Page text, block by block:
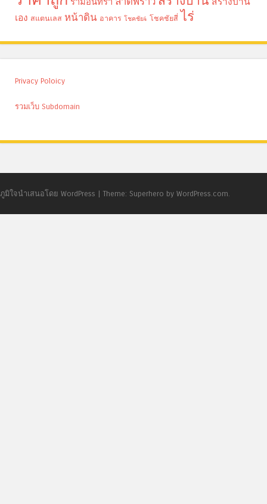
เอง สแตนเลส หน้าดิน อาคาร โชคชัย4 โชคชัยสี่ ไร่
Privacy Poloicy
รวมเว็บ Subdomain
ภูมิใจนำเสนอโดย WordPress | Theme: Superhero by WordPress.com.